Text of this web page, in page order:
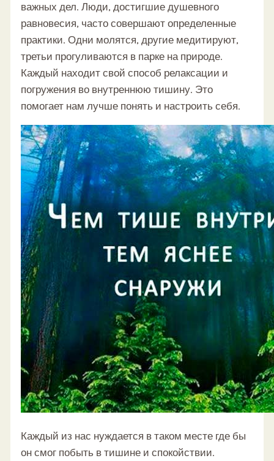
важных дел. Люди, достигшие душевного
равновесия, часто совершают определенные
практики. Одни молятся, другие медитируют,
третьи прогуливаются в парке на природе.
Каждый находит свой способ релаксации и
погружения во внутреннюю тишину. Это
помогает нам лучше понять и настроить себя.
Каждый из нас нуждается в таком месте где бы
он смог побыть в тишине и спокойствии.